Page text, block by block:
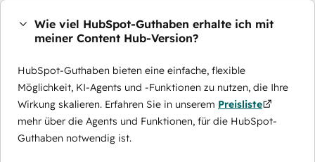
Wie viel HubSpot-Guthaben erhalte ich mit
meiner Content Hub-Version?
HubSpot-Guthaben bieten eine einfache, flexible
Möglichkeit, KI-Agents und -Funktionen zu nutzen, die Ihre
Wirkung skalieren. Erfahren Sie in unserem Preisliste
mehr über die Agents und Funktionen, für die HubSpot-
Guthaben notwendig ist.